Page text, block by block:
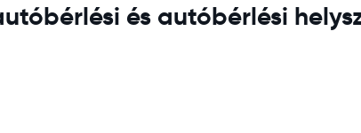
és autóbérlési